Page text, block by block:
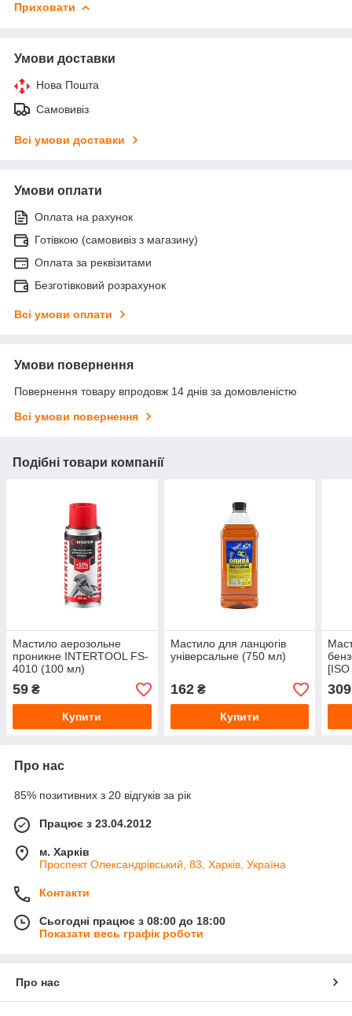
Приховати
Умови доставки
Нова Пошта
Самовивіз
Всі умови доставки
Умови оплати
Оплата на рахунок
Готівкою (самовивіз з магазину)
Оплата за реквізитами
Безготівковий розрахунок
Всі умови оплати
Умови повернення
Повернення товару впродовж 14 днів за домовленістю
Всі умови повернення
Подібні товари компанії
Мастило аерозольне
проникне INTERTOOL FS-
4010 (100 мл)
59 ₴
Купити
Мастило для ланцюгів
універсальне (750 мл)
162₴
Купити
309
Про нас
85% позитивних з 20 відгуків за рік
Працює з 23.04.2012
м. Харків
Проспект Олександрівський, 83, Харків, Україна
Контакти
Сьогодні працює з 08:00 до 18:00
Показати весь графік роботи
Про нас